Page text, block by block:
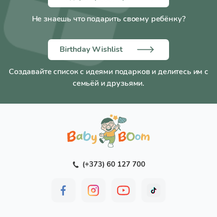
отбеливателей и хлорсодержащих средств.
Рекомендовано аккуратное отжимание без
Не гладить.
Характеристики:
Компрессия:18–21 mmHg (класс I).
Обхват бедра под ягодицей:
1 (158-170 см.).
Производитель:Tonus Elast.
Не знаешь что подарить своему ребёнку?
Birthday Wishlist
Создавайте список с идеями подарков и делитесь им с
семьёй и друзьями.
(+373) 60 127 700